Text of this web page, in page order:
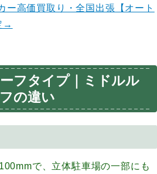
ー高価買取り・全国出張【オート
→
フタイプ｜ミドルル
の違い
で、立体駐車場の一部にも